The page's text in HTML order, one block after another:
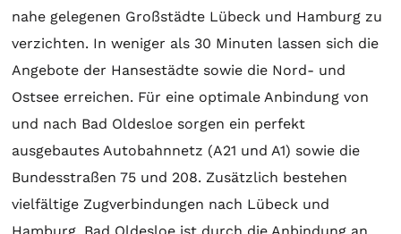
nahe gelegenen Großstädte Lübeck und Hamburg zu
verzichten. In weniger als 30 Minuten lassen sich die
Angebote der Hansestädte sowie die Nord- und
Ostsee erreichen. Für eine optimale Anbindung von
und nach Bad Oldesloe sorgen ein perfekt
ausgebautes Autobahnnetz (A21 und A1) sowie die
Bundesstraßen 75 und 208. Zusätzlich bestehen
vielfältige Zugverbindungen nach Lübeck und